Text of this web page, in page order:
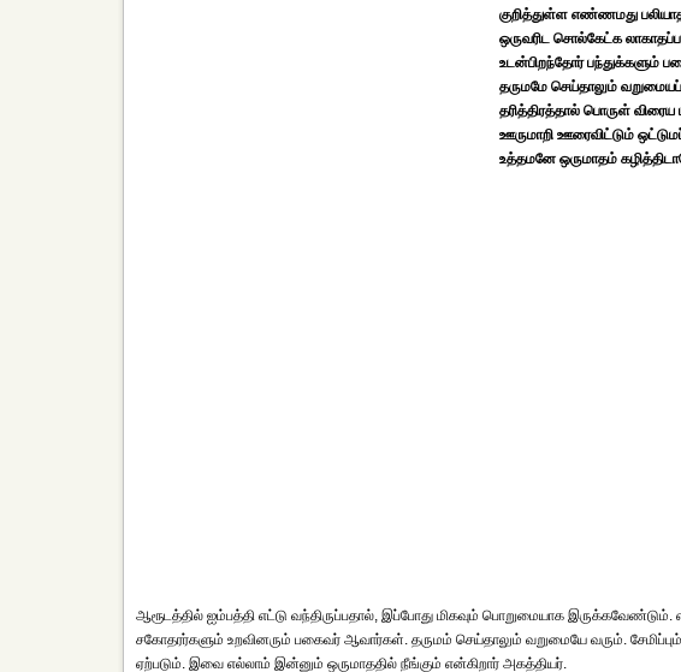
குறித்துள்ள எண்ணமது
ஒருவரிட சொல்கேட்க
உடன்பிறந்தோர் பந்துக்களும்
தருமமே செய்தாலும்
தரித்திரத்தால் பொருள் விரைய
ஊருமாறி ஊரைவிட்டும்
உத்தமனே ஒருமாதம்
ஆரூடத்தில் ஐம்பத்தி எட்டு வந்திருப்பதால், இப்போது மிகவும் பொறுமையாக
சகோதரர்களும் உறவினரும் பகைவர் ஆவார்கள். தருமம் செய்தாலும் வறுமையே வரும்.
ஏற்படும். இவை எல்லாம் இன்னும் ஒருமாததில் நீங்கும் என்கிறார் அகத்தியர்.